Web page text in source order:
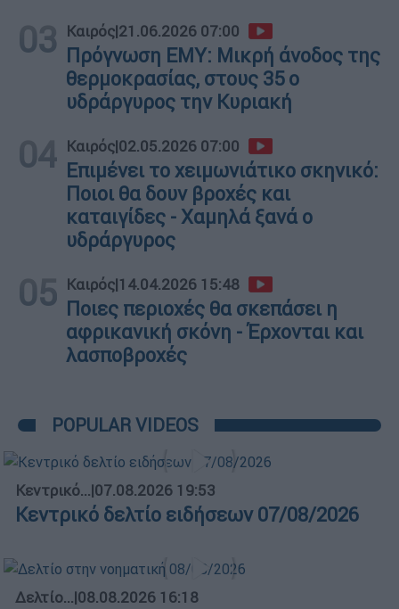
03 Καιρός|21.06.2026 07:00
Πρόγνωση ΕΜΥ: Μικρή άνοδος της
θερμοκρασίας, στους 35 ο
υδράργυρος την Κυριακή
04 Καιρός|02.05.2026 07:00
Επιμένει το χειμωνιάτικο σκηνικό:
Ποιοι θα δουν βροχές και
καταιγίδες - Χαμηλά ξανά ο
υδράργυρος
05 Καιρός|14.04.2026 15:48
Ποιες περιοχές θα σκεπάσει η
αφρικανική σκόνη - Έρχονται και
λασποβροχές
POPULAR VIDEOS
Κεντρικό...|07.08.2026 19:53
Κεντρικό δελτίο ειδήσεων 07/08/2026
Δελτίο...|08.08.2026 16:18